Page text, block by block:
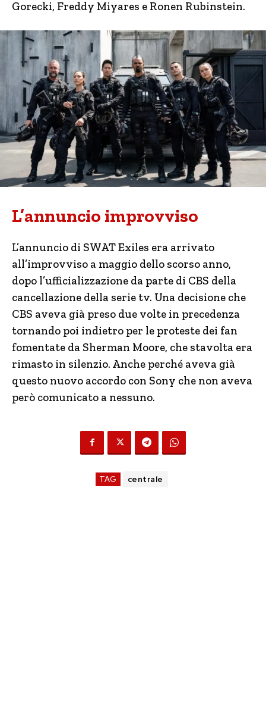
Gorecki, Freddy Miyares e Ronen Rubinstein.
L’annuncio improvviso
L’annuncio di SWAT Exiles era arrivato
all’improvviso a maggio dello scorso anno,
dopo l’ufficializzazione da parte di CBS della
cancellazione della serie tv. Una decisione che
CBS aveva già preso due volte in precedenza
tornando poi indietro per le proteste dei fan
fomentate da Sherman Moore, che stavolta era
rimasto in silenzio. Anche perché aveva già
questo nuovo accordo con Sony che non aveva
però comunicato a nessuno.
TAG centrale